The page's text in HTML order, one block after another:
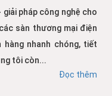
pháp công nghệ cho
sàn thương mại điện
nhanh chóng, tiết
tôi còn...
Đọc thêm